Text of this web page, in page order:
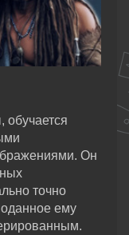
обучается
Он
точно
ему